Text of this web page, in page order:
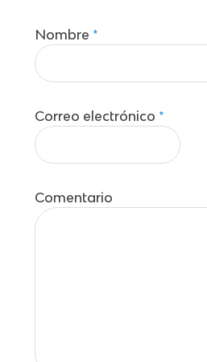
Nombre *
Correo electrónico *
Comentario